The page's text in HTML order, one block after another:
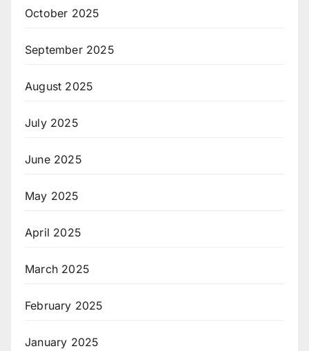
October 2025
September 2025
August 2025
July 2025
June 2025
May 2025
April 2025
March 2025
February 2025
January 2025